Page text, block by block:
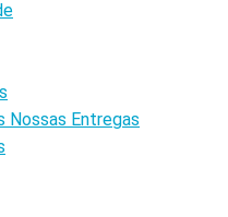
Nossas Entregas